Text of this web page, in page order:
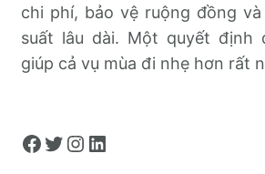
chi phí, bảo vệ ruộng đồng
suất lâu dài. Một quyết định
giúp cả vụ mùa đi nhẹ hơn rất
Facebook Twitter Instagram LinkedIn